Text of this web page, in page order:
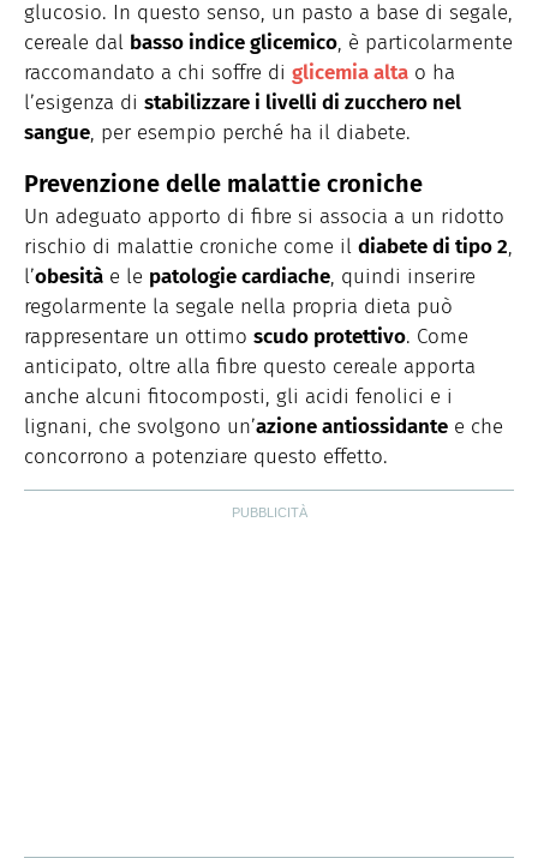
glucosio. In questo senso, un pasto a base di segale,
cereale dal basso indice glicemico, è particolarmente
raccomandato a chi soffre di glicemia alta o ha
l’esigenza di stabilizzare i livelli di zucchero nel
sangue, per esempio perché ha il diabete.
Prevenzione delle malattie croniche
Un adeguato apporto di fibre si associa a un ridotto
rischio di malattie croniche come il diabete di tipo 2,
l’obesità e le patologie cardiache, quindi inserire
regolarmente la segale nella propria dieta può
rappresentare un ottimo scudo protettivo. Come
anticipato, oltre alla fibre questo cereale apporta
anche alcuni fitocomposti, gli acidi fenolici e i
lignani, che svolgono un’azione antiossidante e che
concorrono a potenziare questo effetto.